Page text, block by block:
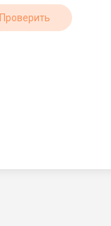
Проверить